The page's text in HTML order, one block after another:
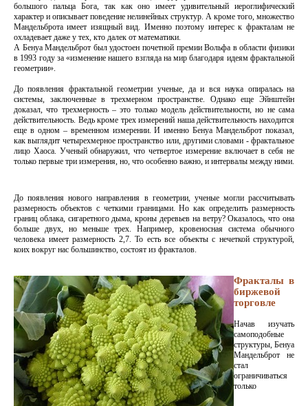
большого пальца Бога, так как оно имеет удивительный иероглифический
характер и описывает поведение нелинейных структур. А кроме того, множество
Мандельброта имеет изящный вид. Именно поэтому интерес к фракталам не
охладевает даже у тех, кто далек от математики.
А Бенуа Мандельброт был удостоен почетной премии Вольфа в области физики
в 1993 году за «изменение нашего взгляда на мир благодаря идеям фрактальной
геометрии».
До появления фрактальной геометрии ученые, да и вся наука опиралась на
системы, заключенные в трехмерном пространстве. Однако еще Эйнштейн
доказал, что трехмерность – это только модель действительности, но не сама
действительность. Ведь кроме трех измерений наша действительность находится
еще в одном – временном измерении. И именно Бенуа Мандельброт показал,
как выглядит четырехмерное пространство или, другими словами - фрактальное
лицо Хаоса. Ученый обнаружил, что четвертое измерение включает в себя не
только первые три измерения, но, что особенно важно, и интервалы между ними.
До появления нового направления в геометрии, ученые могли рассчитывать
размерность объектов с четкими границами. Но как определить размерность
границ облака, сигаретного дыма, кроны деревьев на ветру? Оказалось, что она
больше двух, но меньше трех. Например, кровеносная система обычного
человека имеет размерность 2,7. То есть все объекты с нечеткой структурой,
коих вокруг нас большинство, состоят из фракталов.
Фракталы в
биржевой
торговле
Начав изучать
самоподобные
структуры, Бенуа
Мандельброт не
стал
ограничиваться
только